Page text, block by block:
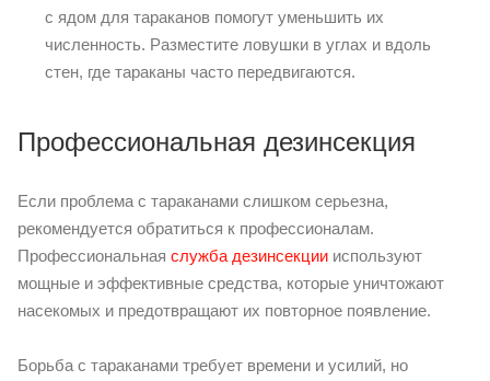
с ядом для тараканов помогут уменьшить их
численность. Разместите ловушки в углах и вдоль
стен, где тараканы часто передвигаются.
Профессиональная дезинсекция
Если проблема с тараканами слишком серьезна,
рекомендуется обратиться к профессионалам.
Профессиональная служба дезинсекции используют
мощные и эффективные средства, которые уничтожают
насекомых и предотвращают их повторное появление.
Борьба с тараканами требует времени и усилий, но